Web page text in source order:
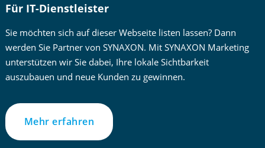
Für IT-Dienstleister
Sie möchten sich auf dieser Webseite listen lassen? Dann
werden Sie Partner von SYNAXON. Mit SYNAXON Marketing
unterstützen wir Sie dabei, Ihre lokale Sichtbarkeit
auszubauen und neue Kunden zu gewinnen.
Mehr erfahren